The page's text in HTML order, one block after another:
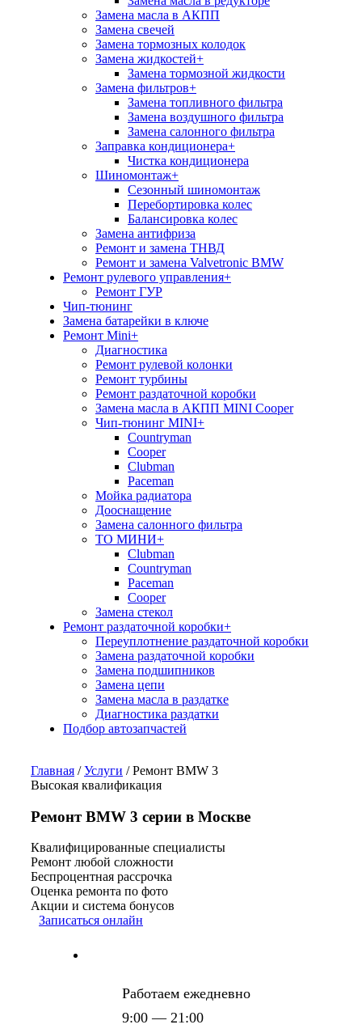
Замена масла в АКПП
Замена свечей
Замена тормозных колодок
Замена жидкостей+
Замена тормозной жидкости
Замена фильтров+
Замена топливного фильтра
Замена воздушного фильтра
Замена салонного фильтра
Заправка кондиционера+
Чистка кондиционера
Шиномонтаж+
Сезонный шиномонтаж
Перебортировка колес
Балансировка колес
Замена антифриза
Ремонт и замена ТНВД
Ремонт и замена Valvetronic BMW
Ремонт рулевого управления+
Ремонт ГУР
Чип-тюнинг
Замена батарейки в ключе
Ремонт Mini+
Диагностика
Ремонт рулевой колонки
Ремонт турбины
Ремонт раздаточной коробки
Замена масла в АКПП MINI Cooper
Чип-тюнинг MINI+
Сountryman
Сooper
Clubman
Paceman
Мойка радиатора
Дооснащение
Замена салонного фильтра
ТО МИНИ+
Clubman
Countryman
Paceman
Cooper
Замена стекол
Ремонт раздаточной коробки+
Переуплотнение раздаточной коробки
Замена раздаточной коробки
Замена подшипников
Замена цепи
Замена масла в раздатке
Диагностика раздатки
Подбор автозапчастей
Главная /Услуги /Ремонт BMW 3
Высокая квалификация
Ремонт BMW 3 серии в Москве
Квалифицированные специалисты
Ремонт любой сложности
Беспроцентная рассрочка
Оценка ремонта по фото
Акции и система бонусов
Записаться онлайн
Работаем ежедневно
9:00 — 21:00